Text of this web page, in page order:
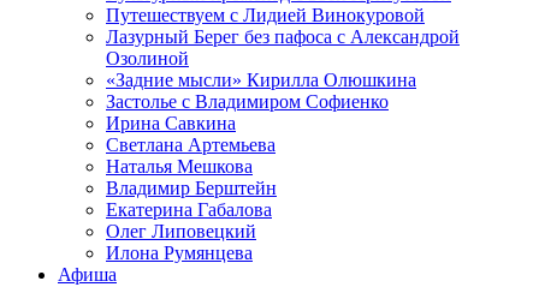
Путешествуем с Лидией Винокуровой
Лазурный Берег без пафоса с Александрой
Озолиной
«Задние мысли» Кирилла Олюшкина
Застолье с Владимиром Софиенко
Ирина Савкина
Светлана Артемьева
Наталья Мешкова
Владимир Берштейн
Екатерина Габалова
Олег Липовецкий
Илона Румянцева
Афиша